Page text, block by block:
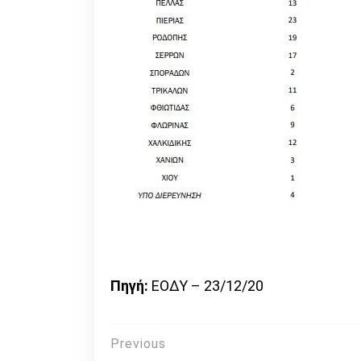
Πηγή: ΕΟΔΥ – 23/12/20
Πλοήγηση
Previous